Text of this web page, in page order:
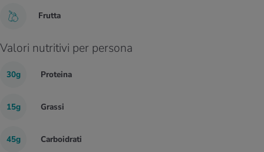
Frutta
Valori nutritivi per persona
30g Proteina
15g Grassi
45g Carboidrati